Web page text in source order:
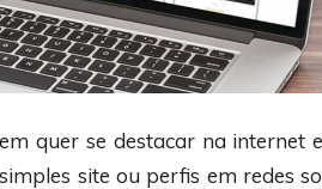
quer se destacar na internet
site ou perfis em redes